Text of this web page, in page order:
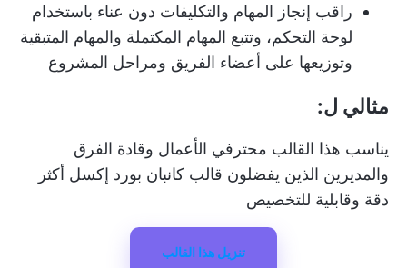
راقب إنجاز المهام والتكليفات دون عناء باستخدام
لوحة التحكم، وتتبع المهام المكتملة والمهام المتبقية
وتوزيعها على أعضاء الفريق ومراحل المشروع
مثالي ل:
يناسب هذا القالب محترفي الأعمال وقادة الفرق
والمديرين الذين يفضلون قالب كانبان بورد إكسل أكثر
دقة وقابلية للتخصيص
تنزيل هذا القالب